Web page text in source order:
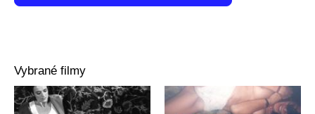
Vybrané filmy